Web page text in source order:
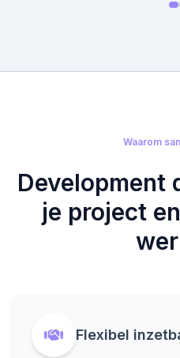
Waarom
Development
je project
Flexibel